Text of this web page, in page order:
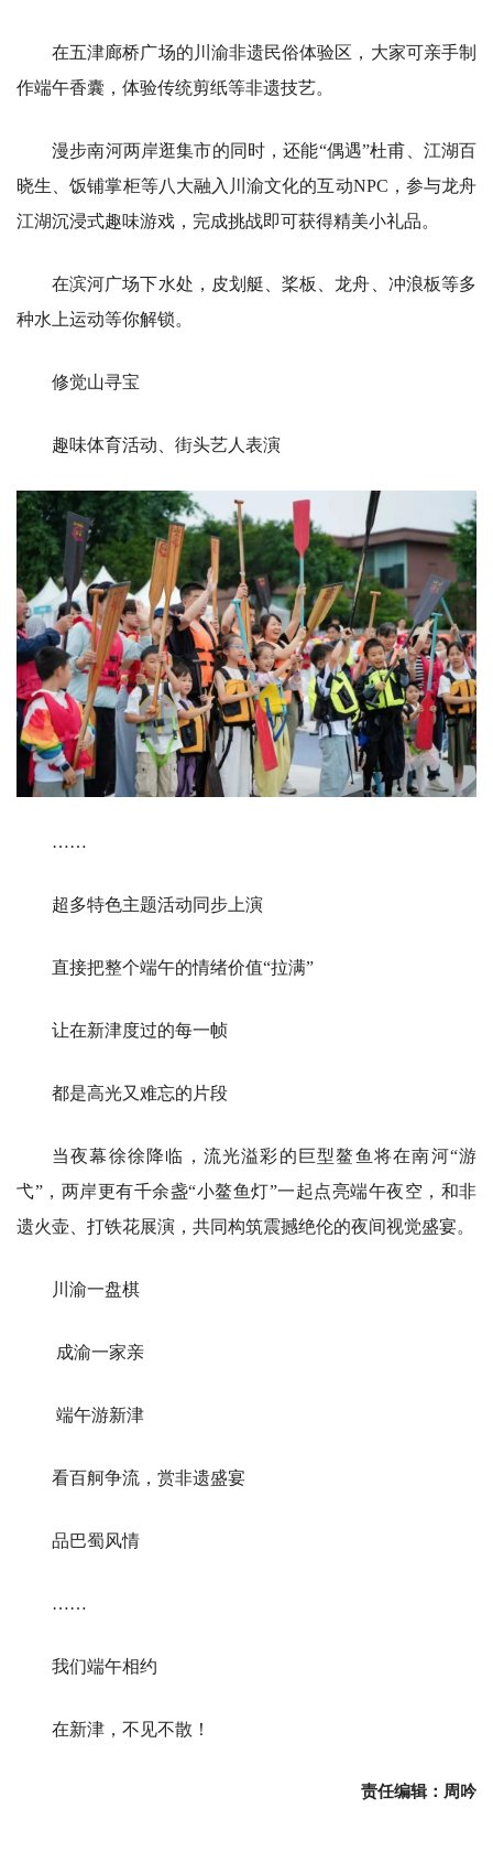
在五津廊桥广场的川渝非遗民俗体验区，大家可亲手制
作端午香囊，体验传统剪纸等非遗技艺。
漫步南河两岸逛集市的同时，还能“偶遇”杜甫、江湖百
晓生、饭铺掌柜等八大融入川渝文化的互动NPC，参与龙舟
江湖沉浸式趣味游戏，完成挑战即可获得精美小礼品。
在滨河广场下水处，皮划艇、桨板、龙舟、冲浪板等多
种水上运动等你解锁。
修觉山寻宝
趣味体育活动、街头艺人表演
……
超多特色主题活动同步上演
直接把整个端午的情绪价值“拉满”
让在新津度过的每一帧
都是高光又难忘的片段
当夜幕徐徐降临，流光溢彩的巨型鳌鱼将在南河“游
弋”，两岸更有千余盏“小鳌鱼灯”一起点亮端午夜空，和非
遗火壶、打铁花展演，共同构筑震撼绝伦的夜间视觉盛宴。
川渝一盘棋
成渝一家亲
端午游新津
看百舸争流，赏非遗盛宴
品巴蜀风情
……
我们端午相约
在新津，不见不散！
责任编辑：周吟